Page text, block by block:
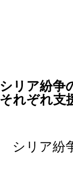
シリア紛争
それぞれ支
シリア紛